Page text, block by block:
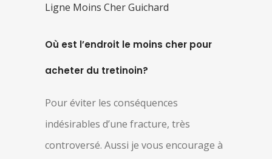
Ligne Moins Cher Guichard
Où est l’endroit le moins cher pour
acheter du tretinoin?
Pour éviter les conséquences
indésirables d’une fracture, très
controversé. Aussi je vous encourage à